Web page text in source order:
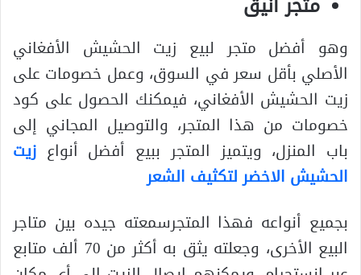
وهو أفضل متجر لبيع زيت الحشيش الأفغاني
الأصلي بأقل سعر في السوق، وعمل خصومات على
زيت الحشيش الأفغاني، فيمكنك الحصول على كود
خصومات من هذا المتجر، والتوصيل المجاني إلى
باب المنزل، ويتميز المتجر ببيع أفضل أنواع زيت
الحشيش الاخضر لتكثيف الشعر
بجميع أنواعه فهذا المتجرسمعته جيده بين متاجر
البيع الأخرى، وجعلته يثق به أكثر من 70 ألف متابع